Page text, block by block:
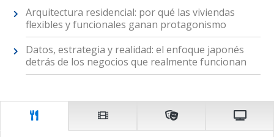
Arquitectura residencial: por qué las viviendas
flexibles y funcionales ganan protagonismo
Datos, estrategia y realidad: el enfoque japonés
detrás de los negocios que realmente funcionan